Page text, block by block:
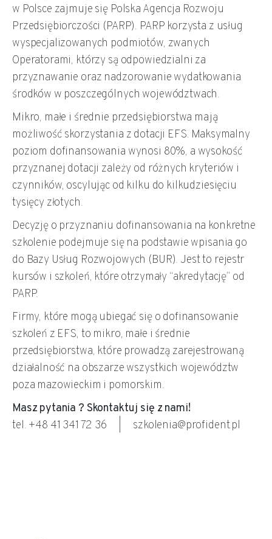
w Polsce zajmuje się Polska Agencja Rozwoju
Przedsiębiorczości (PARP). PARP korzysta z usług
wyspecjalizowanych podmiotów, zwanych
Operatorami, którzy są odpowiedzialni za
przyznawanie oraz nadzorowanie wydatkowania
środków w poszczególnych województwach.
Mikro, małe i średnie przedsiębiorstwa mają
możliwość skorzystania z dotacji EFS. Maksymalny
poziom dofinansowania wynosi 80%, a wysokość
przyznanej dotacji zależy od różnych kryteriów i
czynników, oscylując od kilku do kilkudziesięciu
tysięcy złotych.
Decyzję o przyznaniu dofinansowania na konkretne
szkolenie podejmuje się na podstawie wpisania go
do Bazy Usług Rozwojowych (BUR). Jest to rejestr
kursów i szkoleń, które otrzymały “akredytację” od
PARP.
Firmy, które mogą ubiegać się o dofinansowanie
szkoleń z EFS, to mikro, małe i średnie
przedsiębiorstwa, które prowadzą zarejestrowaną
działalność na obszarze wszystkich województw
poza mazowieckim i pomorskim.
Masz pytania ? Skontaktuj się z nami!
tel. +48 41 341 72 36 | szkolenia@profident.pl